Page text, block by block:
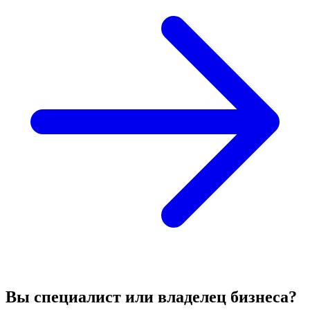
Вы специалист или владелец бизнеса?